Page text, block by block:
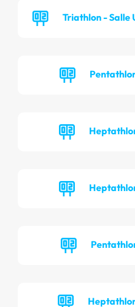
Triathlon - Salle